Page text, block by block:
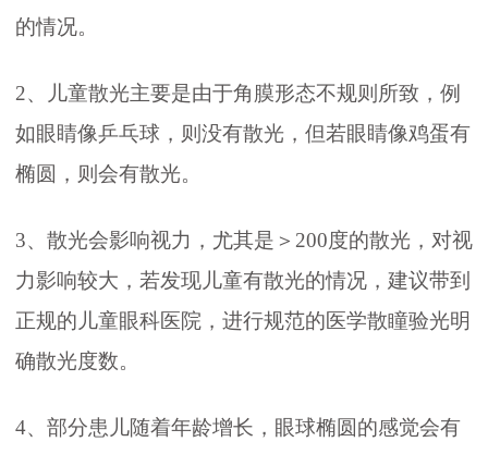
的情况。
2、儿童散光主要是由于角膜形态不规则所致，例
如眼睛像乒乓球，则没有散光，但若眼睛像鸡蛋有
椭圆，则会有散光。
3、散光会影响视力，尤其是＞200度的散光，对视
力影响较大，若发现儿童有散光的情况，建议带到
正规的儿童眼科医院，进行规范的医学散瞳验光明
确散光度数。
4、部分患儿随着年龄增长，眼球椭圆的感觉会有